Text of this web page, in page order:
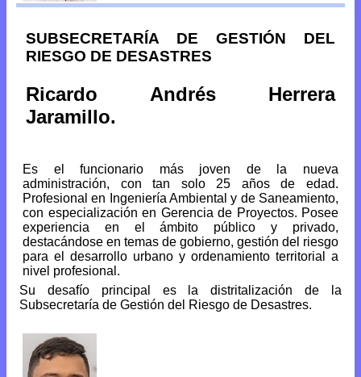
SUBSECRETARÍA DE GESTIÓN DEL
RIESGO DE DESASTRES
Ricardo Andrés Herrera
Jaramillo.
Es el funcionario más joven de la nueva
administración, con tan solo 25 años de edad.
Profesional en Ingeniería Ambiental y de Saneamiento,
con especialización en Gerencia de Proyectos. Posee
experiencia en el ámbito público y privado,
destacándose en temas de gobierno, gestión del riesgo
para el desarrollo urbano y ordenamiento territorial a
nivel profesional.
Su desafío principal es la distritalización de la
Subsecretaría de Gestión del Riesgo de Desastres.